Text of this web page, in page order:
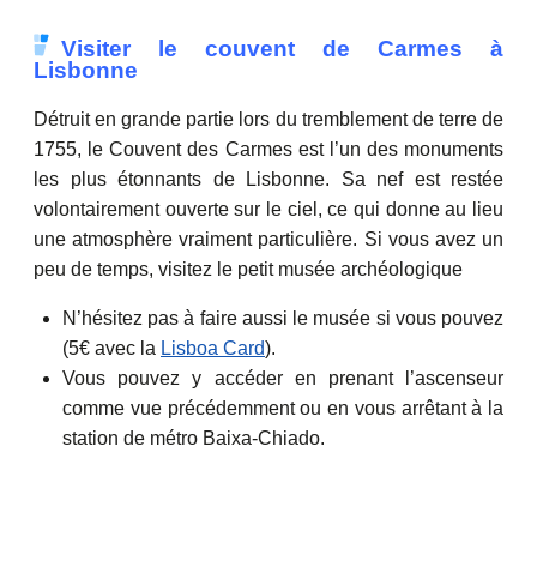
Visiter le couvent de Carmes à
Lisbonne
Détruit en grande partie lors du tremblement de terre de
1755, le Couvent des Carmes est l’un des monuments
les plus étonnants de Lisbonne. Sa nef est restée
volontairement ouverte sur le ciel, ce qui donne au lieu
une atmosphère vraiment particulière. Si vous avez un
peu de temps, visitez le petit musée archéologique
N’hésitez pas à faire aussi le musée si vous pouvez
(5€ avec la Lisboa Card).
Vous pouvez y accéder en prenant l’ascenseur
comme vue précédemment ou en vous arrêtant à la
station de métro Baixa-Chiado.